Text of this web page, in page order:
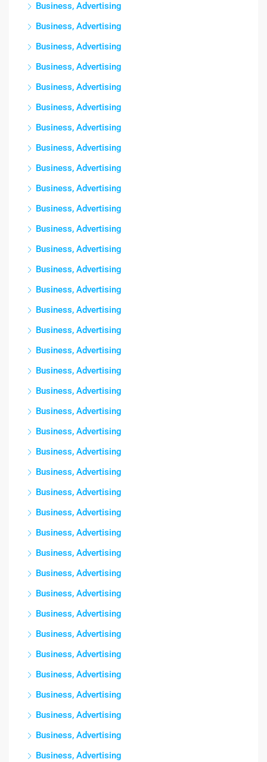
Business, Advertising
Business, Advertising
Business, Advertising
Business, Advertising
Business, Advertising
Business, Advertising
Business, Advertising
Business, Advertising
Business, Advertising
Business, Advertising
Business, Advertising
Business, Advertising
Business, Advertising
Business, Advertising
Business, Advertising
Business, Advertising
Business, Advertising
Business, Advertising
Business, Advertising
Business, Advertising
Business, Advertising
Business, Advertising
Business, Advertising
Business, Advertising
Business, Advertising
Business, Advertising
Business, Advertising
Business, Advertising
Business, Advertising
Business, Advertising
Business, Advertising
Business, Advertising
Business, Advertising
Business, Advertising
Business, Advertising
Business, Advertising
Business, Advertising
Business, Advertising